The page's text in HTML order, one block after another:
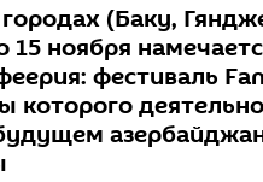
(Баку,
15 ноября
фестиваль
которого деятельно